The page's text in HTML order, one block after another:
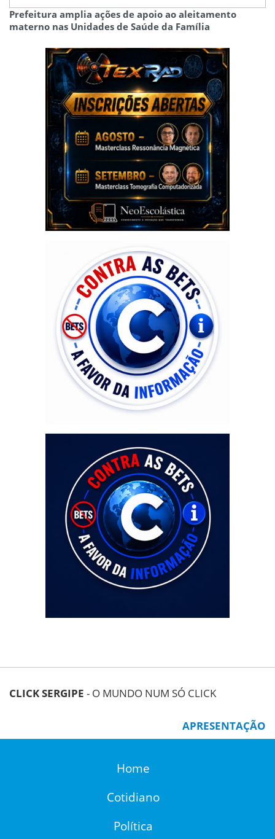
Prefeitura amplia ações de apoio ao aleitamento
materno nas Unidades de Saúde da Família
CLICK SERGIPE - O MUNDO NUM SÓ CLICK
APRESENTAÇÃO
Home
Cotidiano
Política